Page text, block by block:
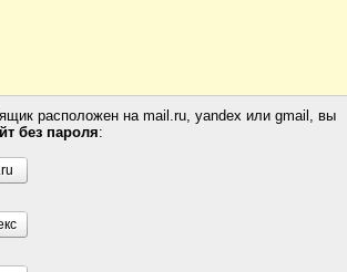
расположен на mail.ru, yandex или gmail, вы
без пароля: